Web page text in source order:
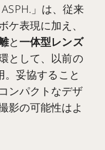
」は、従来
ケ表現に加え、
と一体型レンズ
として、以前の
。妥協すること
ンパクトなデザ
影の可能性はよ